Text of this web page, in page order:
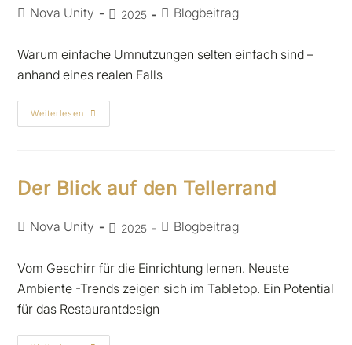
Nova Unity 2025 Blogbeitrag
Warum einfache Umnutzungen selten einfach sind –
anhand eines realen Falls
Weiterlesen
Der Blick auf den Tellerrand
Nova Unity 2025 Blogbeitrag
Vom Geschirr für die Einrichtung lernen. Neuste
Ambiente -Trends zeigen sich im Tabletop. Ein Potential
für das Restaurantdesign